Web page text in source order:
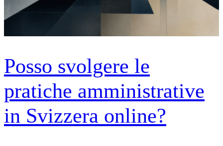
Posso svolgere le
pratiche amministrative
in Svizzera online?